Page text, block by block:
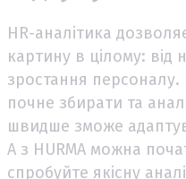
HR-аналітика
картину в цілому:
зростання персоналу.
почне збирати та
швидше зможе
А з HURMA можна
спробуйте якісну